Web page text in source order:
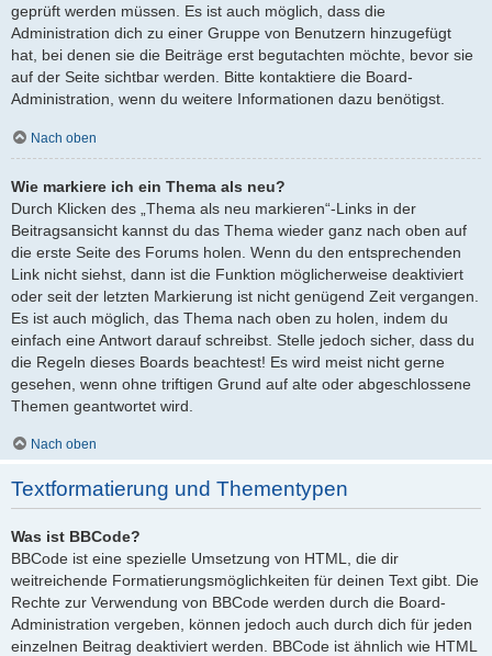
geprüft werden müssen. Es ist auch möglich, dass die
Administration dich zu einer Gruppe von Benutzern hinzugefügt
hat, bei denen sie die Beiträge erst begutachten möchte, bevor sie
auf der Seite sichtbar werden. Bitte kontaktiere die Board-
Administration, wenn du weitere Informationen dazu benötigst.
Nach oben
Wie markiere ich ein Thema als neu?
Durch Klicken des „Thema als neu markieren“-Links in der
Beitragsansicht kannst du das Thema wieder ganz nach oben auf
die erste Seite des Forums holen. Wenn du den entsprechenden
Link nicht siehst, dann ist die Funktion möglicherweise deaktiviert
oder seit der letzten Markierung ist nicht genügend Zeit vergangen.
Es ist auch möglich, das Thema nach oben zu holen, indem du
einfach eine Antwort darauf schreibst. Stelle jedoch sicher, dass du
die Regeln dieses Boards beachtest! Es wird meist nicht gerne
gesehen, wenn ohne triftigen Grund auf alte oder abgeschlossene
Themen geantwortet wird.
Nach oben
Textformatierung und Thementypen
Was ist BBCode?
BBCode ist eine spezielle Umsetzung von HTML, die dir
weitreichende Formatierungsmöglichkeiten für deinen Text gibt. Die
Rechte zur Verwendung von BBCode werden durch die Board-
Administration vergeben, können jedoch auch durch dich für jeden
einzelnen Beitrag deaktiviert werden. BBCode ist ähnlich wie HTML